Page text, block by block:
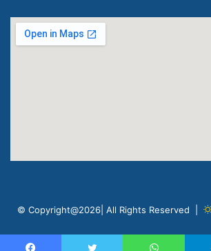
© Copyright@2026| All Rights Reserved |